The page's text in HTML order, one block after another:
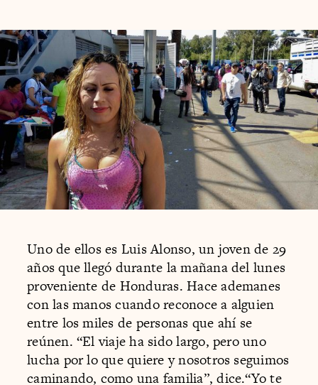
Uno de ellos es Luis Alonso, un joven de 29
años que llegó durante la mañana del lunes
proveniente de Honduras. Hace ademanes
con las manos cuando reconoce a alguien
entre los miles de personas que ahí se
reúnen. “El viaje ha sido largo, pero uno
lucha por lo que quiere y nosotros seguimos
caminando, como una familia”, dice.“Yo te